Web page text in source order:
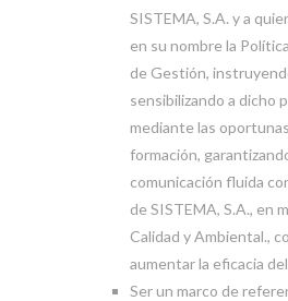
SISTEMA, S.A. y a
en su nombre la
de Gestión,
sensibilizando a dicho
mediante las
formación,
comunicación fluida
de SISTEMA, S.A., en
Calidad y Ambiental.,
aumentar la eficacia
Ser un marco de